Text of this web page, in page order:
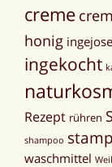
creme
honig
ingekocht
Rezept rühren
shampoo
waschmittel